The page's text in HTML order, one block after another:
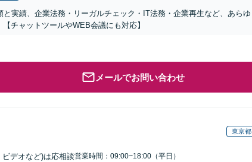
と実績、企業法務・リーガルチェック・IT法務・企業再生など、あらゆ
チャットツールやWEB会議にも対応】
メールでお問い合わせ
東京都
デオなど)は応相談営業時間：09:00~18:00（平日）